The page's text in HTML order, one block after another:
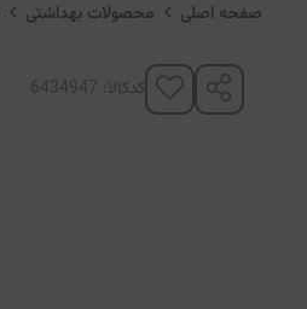
صفحه اصلی محصولات بهداشتی
کدکالا: